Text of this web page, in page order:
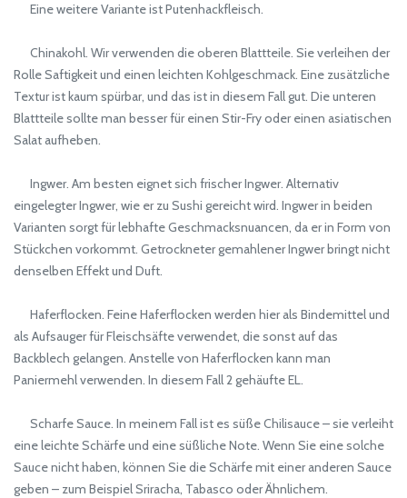
Eine weitere Variante ist Putenhackfleisch.
Chinakohl. Wir verwenden die oberen Blattteile. Sie verleihen der
Rolle Saftigkeit und einen leichten Kohlgeschmack. Eine zusätzliche
Textur ist kaum spürbar, und das ist in diesem Fall gut. Die unteren
Blattteile sollte man besser für einen Stir-Fry oder einen asiatischen
Salat aufheben.
Ingwer. Am besten eignet sich frischer Ingwer. Alternativ
eingelegter Ingwer, wie er zu Sushi gereicht wird. Ingwer in beiden
Varianten sorgt für lebhafte Geschmacksnuancen, da er in Form von
Stückchen vorkommt. Getrockneter gemahlener Ingwer bringt nicht
denselben Effekt und Duft.
Haferflocken. Feine Haferflocken werden hier als Bindemittel und
als Aufsauger für Fleischsäfte verwendet, die sonst auf das
Backblech gelangen. Anstelle von Haferflocken kann man
Paniermehl verwenden. In diesem Fall 2 gehäufte EL.
Scharfe Sauce. In meinem Fall ist es süße Chilisauce – sie verleiht
eine leichte Schärfe und eine süßliche Note. Wenn Sie eine solche
Sauce nicht haben, können Sie die Schärfe mit einer anderen Sauce
geben – zum Beispiel Sriracha, Tabasco oder Ähnlichem.